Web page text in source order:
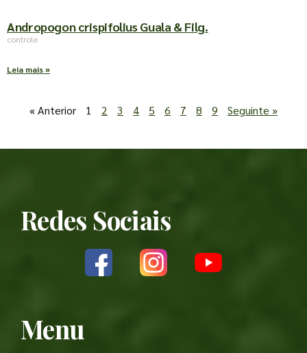
Andropogon crispifolius Guala & Filg.
controle
Leia mais »
« Anterior 1 2 3 4 5 6 7 8 9 Seguinte »
Redes Sociais
Menu